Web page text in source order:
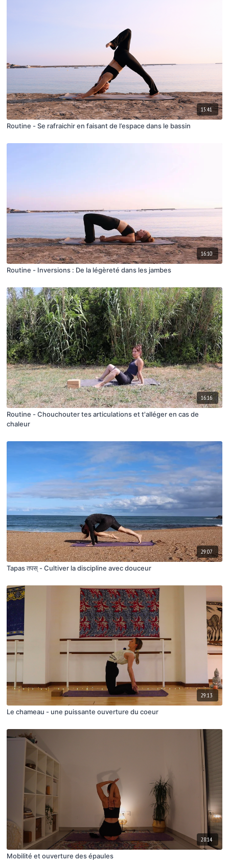
15:41
Routine - Se rafraichir en faisant de l’espace dans le bassin
16:10
Routine - Inversions : De la légèreté dans les jambes
16:16
Routine - Chouchouter tes articulations et t'alléger en cas de
chaleur
29:07
Tapas तपस् - Cultiver la discipline avec douceur
29:13
Le chameau - une puissante ouverture du coeur
28:14
Mobilité et ouverture des épaules